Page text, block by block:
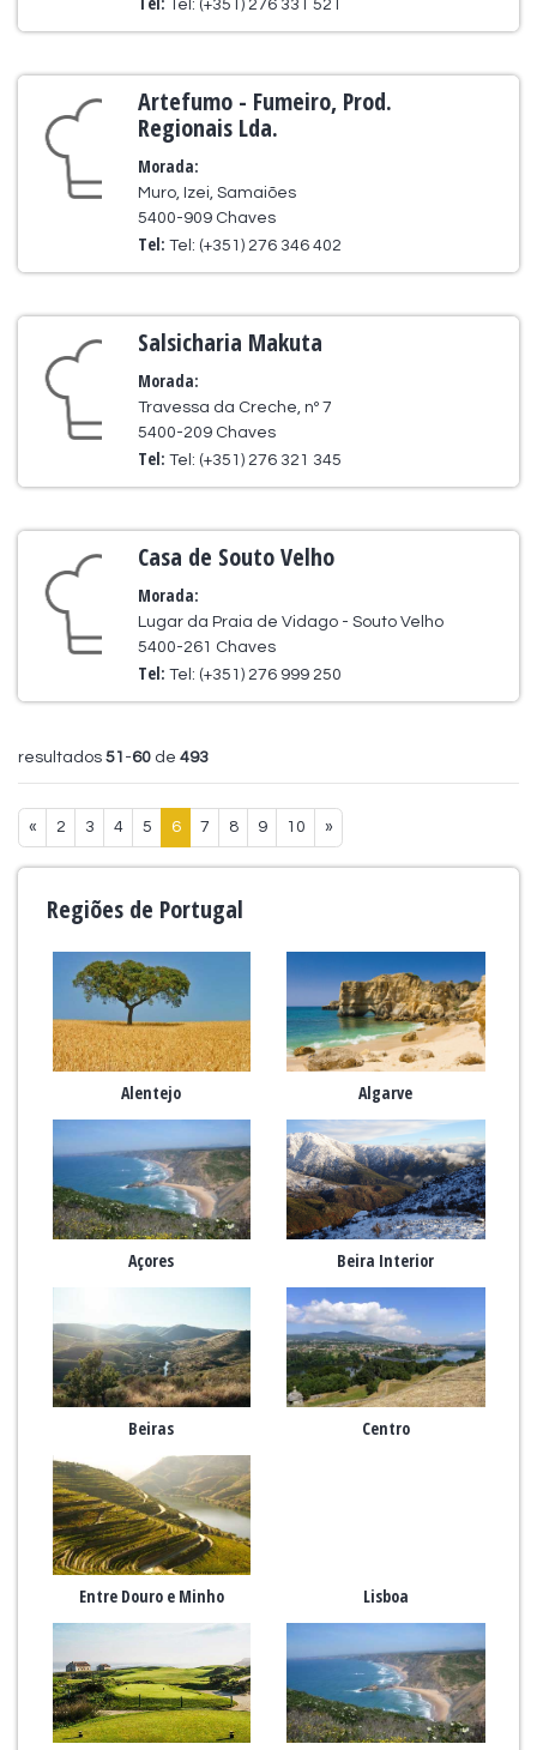
Tel: (+351) 276 331 521
Artefumo - Fumeiro, Prod.
Regionais Lda.
Morada:
Muro, Izei, Samaiões
5400-909 Chaves
Tel:Tel: (+351) 276 346 402
Salsicharia Makuta
Morada:
Travessa da Creche, nº 7
5400-209 Chaves
Tel:Tel: (+351) 276 321 345
Casa de Souto Velho
Morada:
Lugar da Praia de Vidago - Souto Velho
5400-261 Chaves
Tel:Tel: (+351) 276 999 250
resultados 51 -60 de 493
« 2 3 4 5 6 7 8 9 10 »
Regiões de Portugal
Alentejo Algarve
Açores Beira Interior
Beiras Centro
Entre Douro e Minho Lisboa